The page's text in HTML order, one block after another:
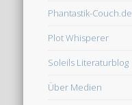
Phantastik-Couch.de
Plot Whisperer
Soleils Literaturblog
Über Medien